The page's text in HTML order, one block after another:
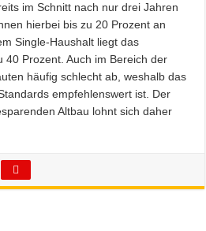
im Schnitt nach nur drei Jahren
hierbei bis zu 20 Prozent an
Single-Haushalt liegt das
40 Prozent. Auch im Bereich der
häufig schlecht ab, weshalb das
empfehlenswert ist. Der
Altbau lohnt sich daher